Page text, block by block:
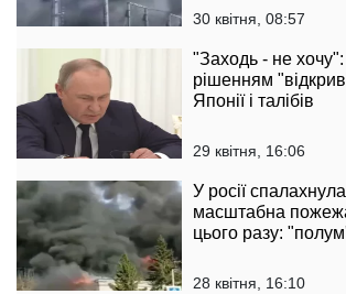
30 квітня, 08:57
"Заходь - не хочу":
рішенням
Японії і талібів
29 квітня, 16:06
У росії
масштабна
цього разу:
28 квітня, 16:10